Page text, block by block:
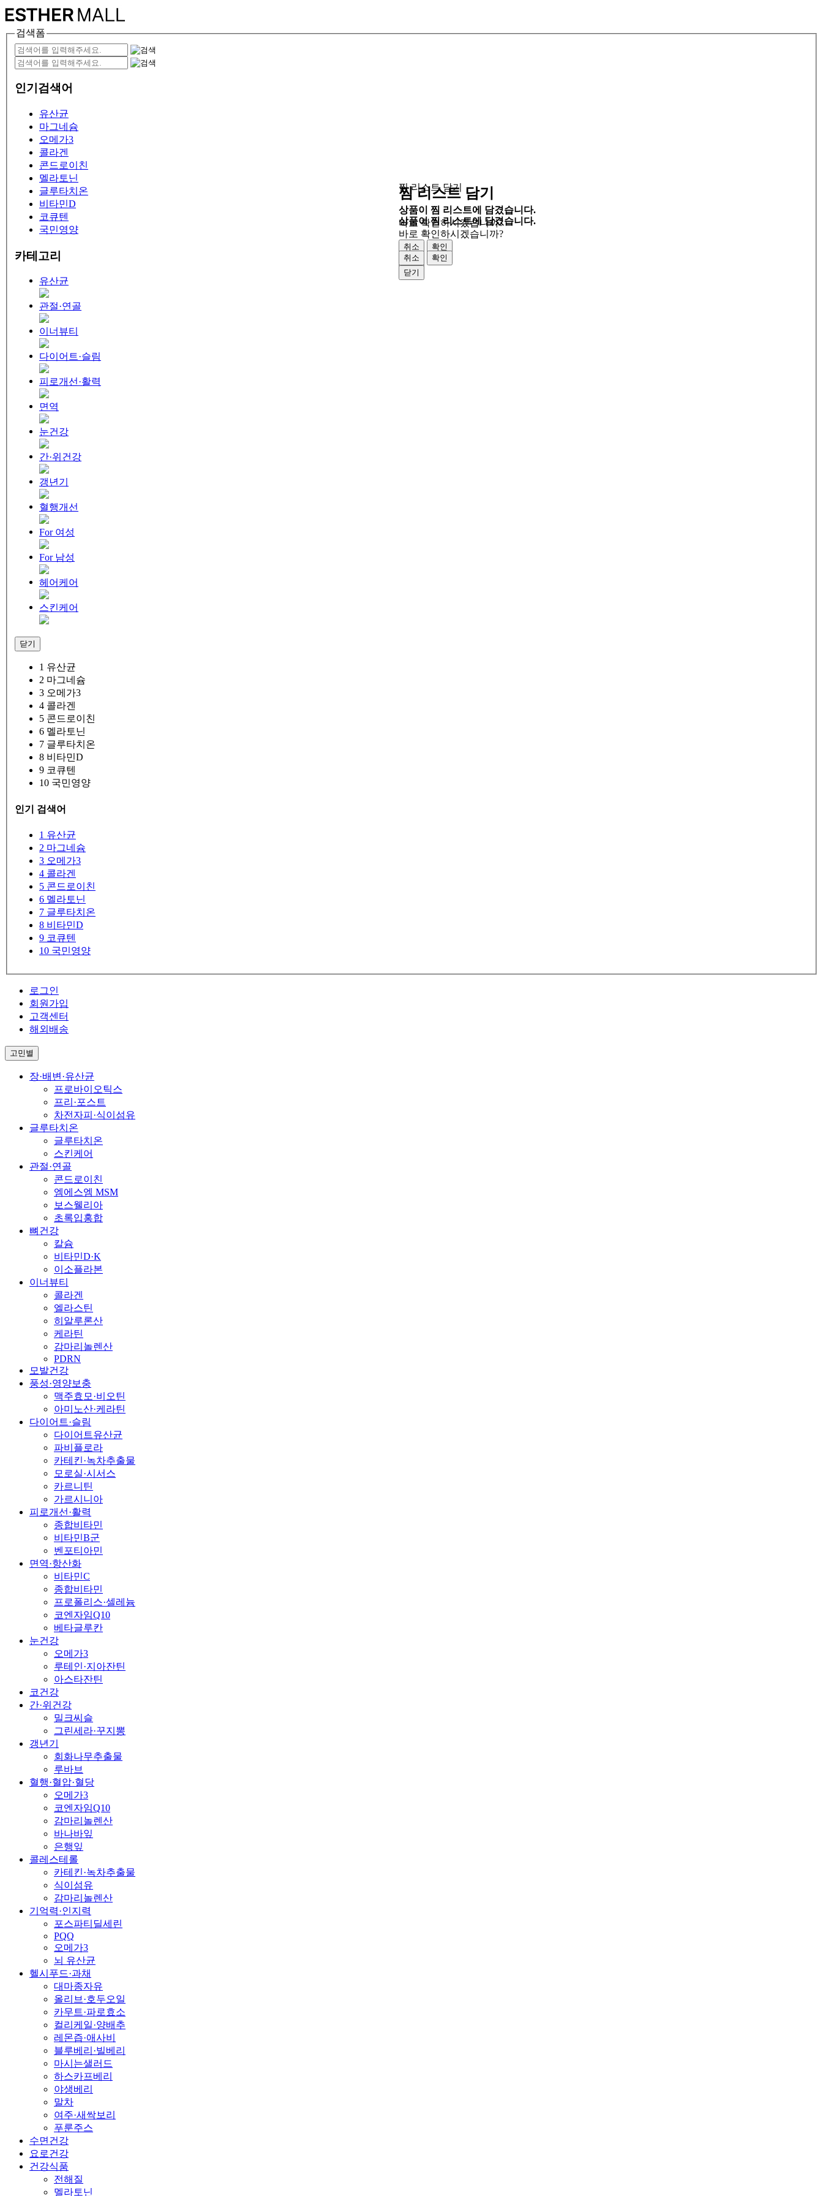
검색폼
인기검색어
유산균
마그네슘
오메가3
콜라겐
콘드로이친
멜라토닌
글루타치온
비타민D
코큐텐
국민영양
카테고리
유산균
관절·연골
이너뷰티
다이어트·슬림
피로개선·활력
면역
눈건강
간·위건강
갱년기
혈행개선
For 여성
For 남성
헤어케어
스킨케어
닫기
1 유산균
2 마그네슘
3 오메가3
4 콜라겐
5 콘드로이친
6 멜라토닌
7 글루타치온
8 비타민D
9 코큐텐
10 국민영양
인기 검색어
1 유산균
2 마그네슘
3 오메가3
4 콜라겐
5 콘드로이친
6 멜라토닌
7 글루타치온
8 비타민D
9 코큐텐
10 국민영양
로그인
회원가입
고객센터
해외배송
고민별
장·배변·유산균
프로바이오틱스
프리·포스트
차전자피·식이섬유
글루타치온
글루타치온
스킨케어
관절·연골
콘드로이친
엠에스엠 MSM
보스웰리아
초록입홍합
뼈건강
칼슘
비타민D·K
이소플라본
이너뷰티
콜라겐
엘라스틴
히알루론산
케라틴
감마리놀렌산
PDRN
모발건강
풍성·영양보충
맥주효모·비오틴
아미노산·케라틴
다이어트·슬림
다이어트유산균
파비플로라
카테킨·녹차추출물
모로실·시서스
카르니틴
가르시니아
피로개선·활력
종합비타민
비타민B군
벤포티아민
면역·항산화
비타민C
종합비타민
프로폴리스·셀레늄
코엔자임Q10
베타글루칸
눈건강
오메가3
루테인·지아잔틴
아스타잔틴
코건강
간·위건강
밀크씨슬
그린세라·꾸지뽕
갱년기
회화나무추출물
루바브
혈행·혈압·혈당
오메가3
코엔자임Q10
감마리놀렌산
바나바잎
은행잎
콜레스테롤
카테킨·녹차추출물
식이섬유
감마리놀렌산
기억력·인지력
포스파티딜세린
PQQ
오메가3
뇌 유산균
헬시푸드·과채
대마종자유
올리브·호두오일
카무트·파로효소
컬리케일·양배추
레몬즙·애사비
블루베리·빌베리
마시는샐러드
하스카프베리
야생베리
말차
여주·새싹보리
푸룬주스
수면건강
요로건강
건강식품
전해질
멜라토닌
찜 리스트 담기
상품이 찜 리스트에 담겼습니다.
바로 확인하시겠습니까?
취소
확인
닫기
찜 리스트 담기
상품이 찜 리스트에 담겼습니다.
바로 확인하시겠습니까?
취소
확인
닫기